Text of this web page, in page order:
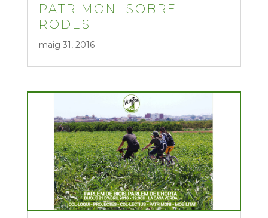
PATRIMONI SOBRE
RODES
maig 31, 2016